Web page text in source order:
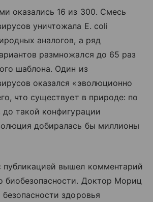
оказались 16 из 300. Смесь
уничтожала E. coli
аналогов, а ряд
размножался до 65 раз
шаблона. Один из
оказался «эволюционно
что существует в природе: по
до такой конфигурации
добиралась бы миллионы
публикацией вышел комментарий
биобезопасности. Доктор Мориц
здоровья